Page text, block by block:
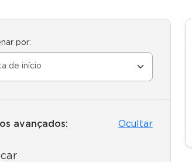
por:
avançados: Ocultar